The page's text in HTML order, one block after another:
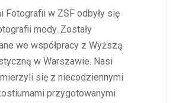
Fotografii w ZSF odbyły się
mody. Zostały
we współpracy z Wyższą
w Warszawie. Nasi
się z niecodziennymi
przygotowanymi